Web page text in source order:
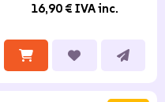
16,90 € IVA inc.